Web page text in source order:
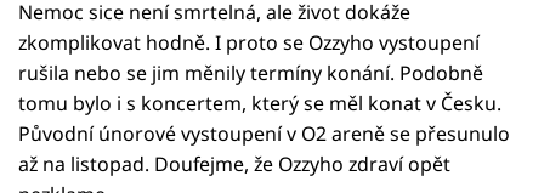
Nemoc sice není smrtelná, ale život dokáže
zkomplikovat hodně. I proto se Ozzyho vystoupení
rušila nebo se jim měnily termíny konání. Podobně
tomu bylo i s koncertem, který se měl konat v Česku.
Původní únorové vystoupení v O2 areně se přesunulo
až na listopad. Doufejme, že Ozzyho zdraví opět